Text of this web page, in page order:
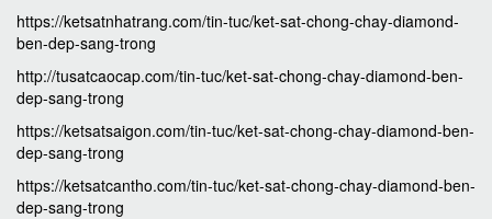
https://ketsatnhatrang.com/tin-tuc/ket-sat-chong-chay-diamond-
ben-dep-sang-trong
http://tusatcaocap.com/tin-tuc/ket-sat-chong-chay-diamond-ben-
dep-sang-trong
https://ketsatsaigon.com/tin-tuc/ket-sat-chong-chay-diamond-ben-
dep-sang-trong
https://ketsatcantho.com/tin-tuc/ket-sat-chong-chay-diamond-ben-
dep-sang-trong